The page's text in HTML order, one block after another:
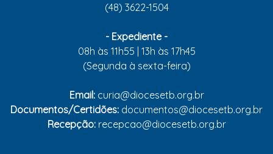
(48) 3622-1504
- Expediente -
08h às 11h55 | 13h às 17h45
(Segunda à sexta-feira)
Email: curia@diocesetb.org.br
Documentos/Certidões: documentos@diocesetb.org.br
Recepção: recepcao@diocesetb.org.br